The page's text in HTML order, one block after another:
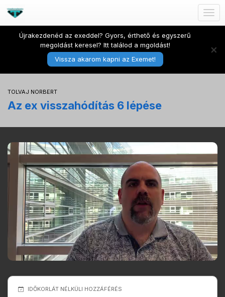
Újrakezdenéd az exeddel? Gyors, érthető és egyszerű
megoldást keresel? Itt találod a mgoldást!
Vissza akarom kapni az Exemet!
×
TOLVAJ NORBERT
Az ex visszahódítás 6 lépése
IDŐKORLÁT NÉLKÜLI HOZZÁFÉRÉS